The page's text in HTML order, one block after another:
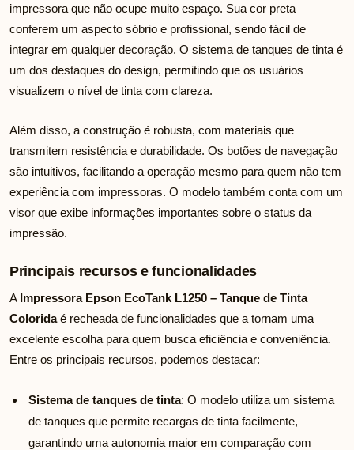
impressora que não ocupe muito espaço. Sua cor preta
conferem um aspecto sóbrio e profissional, sendo fácil de
integrar em qualquer decoração. O sistema de tanques de tinta é
um dos destaques do design, permitindo que os usuários
visualizem o nível de tinta com clareza.
Além disso, a construção é robusta, com materiais que
transmitem resistência e durabilidade. Os botões de navegação
são intuitivos, facilitando a operação mesmo para quem não tem
experiência com impressoras. O modelo também conta com um
visor que exibe informações importantes sobre o status da
impressão.
Principais recursos e funcionalidades
A Impressora Epson EcoTank L1250 – Tanque de Tinta
Coloridaé recheada de funcionalidades que a tornam uma
excelente escolha para quem busca eficiência e conveniência.
Entre os principais recursos, podemos destacar:
Sistema de tanques de tinta: O modelo utiliza um sistema
de tanques que permite recargas de tinta facilmente,
garantindo uma autonomia maior em comparação com